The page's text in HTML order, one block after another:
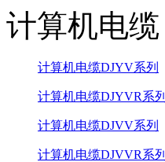
计算机电缆
计算机电缆DJYV系列
计算机电缆DJYVR系列
计算机电缆DJVV系列
计算机电缆DJVVR系列